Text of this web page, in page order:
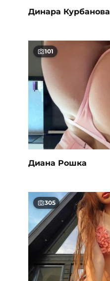
Динара Курбанова
101
Диана Рошка
305